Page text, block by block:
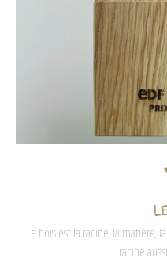
Le bois est la racine, la matière,
racine